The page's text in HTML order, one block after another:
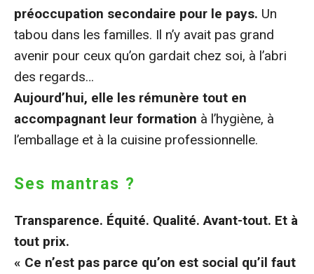
préoccupation secondaire pour le pays. Un
tabou dans les familles. Il n’y avait pas grand
avenir pour ceux qu’on gardait chez soi, à l’abri
des regards…
Aujourd’hui, elle les rémunère tout en
accompagnant leur formation à l’hygiène, à
l’emballage et à la cuisine professionnelle.
Ses mantras ?
Transparence. Équité. Qualité. Avant-tout. Et à
tout prix.
« Ce n’est pas parce qu’on est social qu’il faut